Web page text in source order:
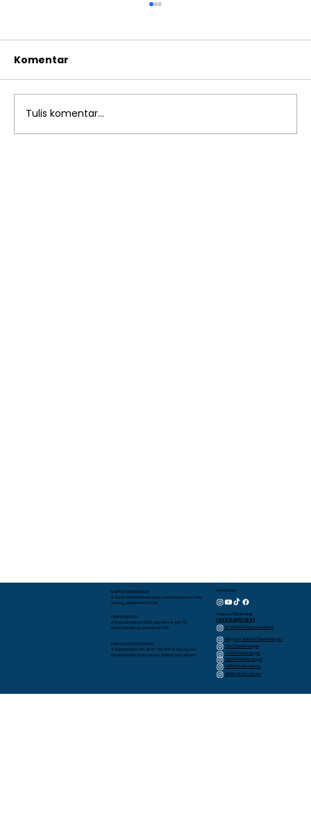
Komentar
Tulis komentar...
KAMPUS RAWAMANGUN
Jl. Sunan Giri No.1 Rawamangun, Rawamangun, Kec. Pulo
Gadung, Jakarta Timur 13220
KAMPUS BEKASI
Jl. Raya Jati Makmur No.10, Jatimakmur, Kec. Pd.
Gede, Kota Bekasi, Jawa Barat 17413
KAMPUS KEBAYORAN BARU
JL. Bujana Dalam, NO. 48, RT. 009, RW. 01, Gunung, Kec.
Kebayoran Baru, Kota Jakarta Selatan, D.K.I. Jakarta
Kontak Kami
Telepon/WhatsApp
+62 817-0337-1952
RA Sakinah (Kebayoran Baru)
Playgroup Sakinah (Rawamangun)
TKIA 13 Rawamangun
SDIA 13 Rawamangun
SMPIA 12 Rawamangun
SMPIA 55 Jatimakmur
SMAIA 33 Jatimakmur